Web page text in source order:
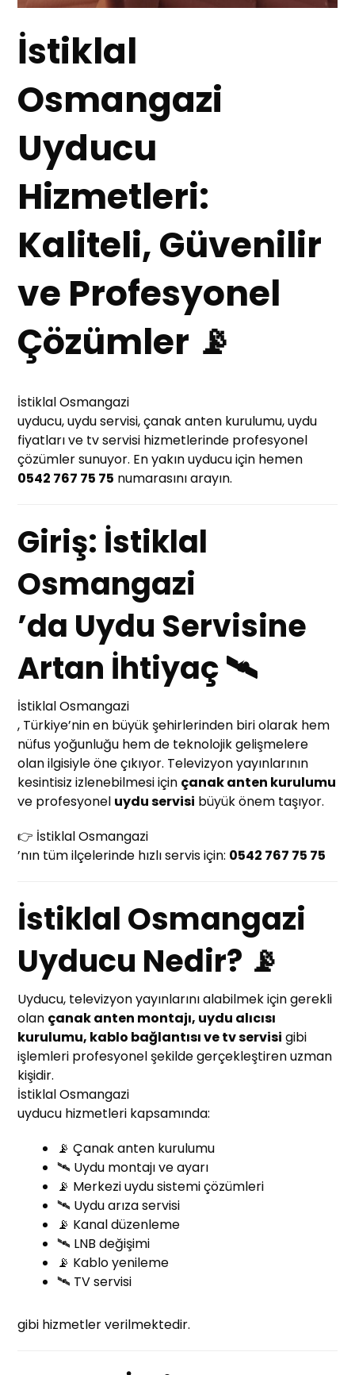
İstiklal
Osmangazi
Uyducu
Hizmetleri:
Kaliteli, Güvenilir
ve Profesyonel
Çözümler 📡
İstiklal Osmangazi
uyducu, uydu servisi, çanak anten kurulumu, uydu
fiyatları ve tv servisi hizmetlerinde profesyonel
çözümler sunuyor. En yakın uyducu için hemen
0542 767 75 75 numarasını arayın.
Giriş: İstiklal
Osmangazi
’da Uydu Servisine
Artan İhtiyaç 🛰️
İstiklal Osmangazi
, Türkiye’nin en büyük şehirlerinden biri olarak hem
nüfus yoğunluğu hem de teknolojik gelişmelere
olan ilgisiyle öne çıkıyor. Televizyon yayınlarının
kesintisiz izlenebilmesi için çanak anten kurulumu
ve profesyonel uydu servisi büyük önem taşıyor.
👉 İstiklal Osmangazi
’nın tüm ilçelerinde hızlı servis için: 0542 767 75 75
İstiklal Osmangazi
Uyducu Nedir? 📡
Uyducu, televizyon yayınlarını alabilmek için gerekli
olan çanak anten montajı, uydu alıcısı
kurulumu, kablo bağlantısı ve tv servisi gibi
işlemleri profesyonel şekilde gerçekleştiren uzman
kişidir.
İstiklal Osmangazi
uyducu hizmetleri kapsamında:
📡 Çanak anten kurulumu
🛰️ Uydu montajı ve ayarı
📡 Merkezi uydu sistemi çözümleri
🛰️ Uydu arıza servisi
📡 Kanal düzenleme
🛰️ LNB değişimi
📡 Kablo yenileme
🛰️ TV servisi
gibi hizmetler verilmektedir.